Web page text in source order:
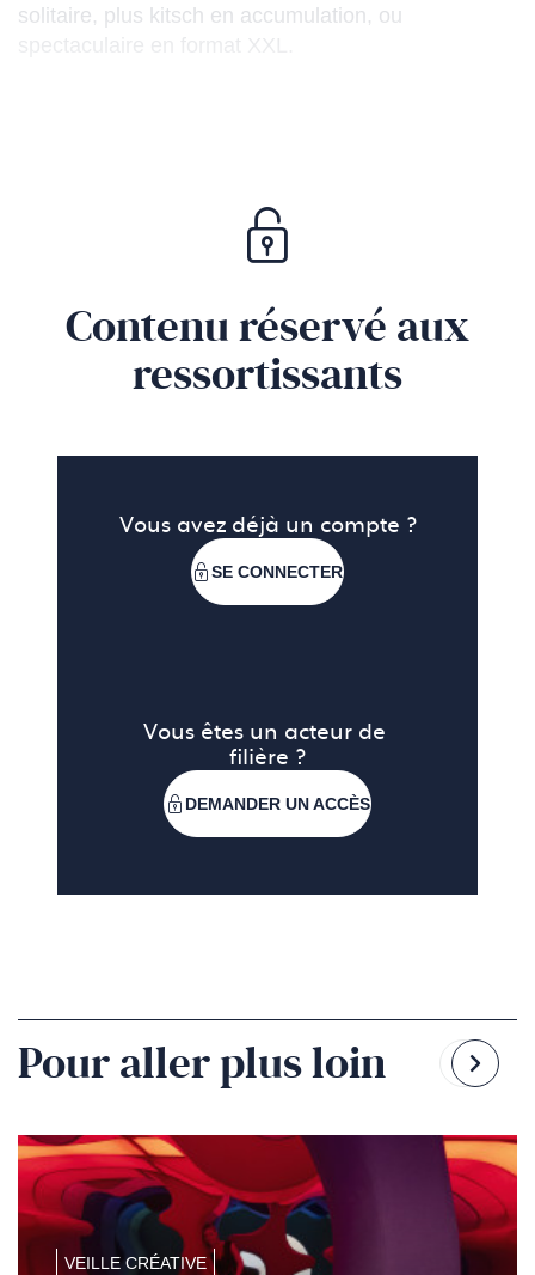
solitaire, plus kitsch en accumulation, ou
Contenu réservé aux
ressortissants
Vous avez déjà un compte ?
SE CONNECTER
Vous êtes un acteur de
filière ?
DEMANDER UN ACCÈS
Pour aller plus loin
lala
VEILLE CRÉATIVE